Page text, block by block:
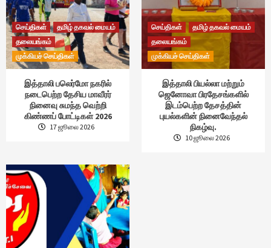
செய்திகள்
தமிழ் தகவல் மையம்
தலையங்கம்
முக்கியச் செய்திகள்
இத்தாலி பலெர்மோ நகரில்
நடைபெற்ற தேசிய மாவீரர்
நினைவு சுமந்த வெற்றி
கிண்ணப் போட்டிகள் 2026
17 ஜூலை 2026
செய்திகள்
தமிழ் தகவல் மையம்
தலையங்கம்
முக்கியச் செய்திகள்
இத்தாலி பியல்லா மற்றும்
ஜெனோவா பிரதேசங்களில்
இடம்பெற்ற தேசத்தின்
புயல்களின் நினைவேந்தல்
நிகழ்வு.
10 ஜூலை 2026